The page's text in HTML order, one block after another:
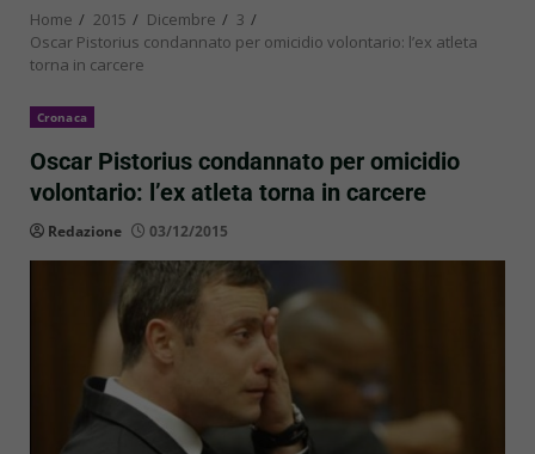
Home 2015 Dicembre
3
Oscar Pistorius condannato per omicidio volontario: l’ex atleta
torna in carcere
Cronaca
Oscar Pistorius condannato per omicidio
volontario: l’ex atleta torna in carcere
Redazione 03/12/2015